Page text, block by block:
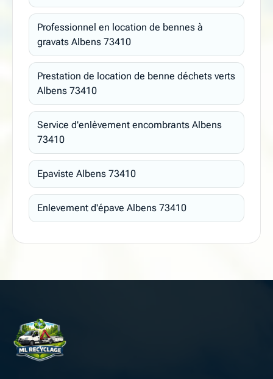
Professionnel en location de bennes à
gravats Albens 73410
Prestation de location de benne déchets verts
Albens 73410
Service d'enlèvement encombrants Albens
73410
Epaviste Albens 73410
Enlevement d'épave Albens 73410